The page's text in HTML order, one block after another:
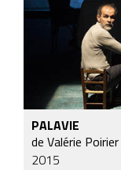
PALAVIE
de Valérie Poirier
2015